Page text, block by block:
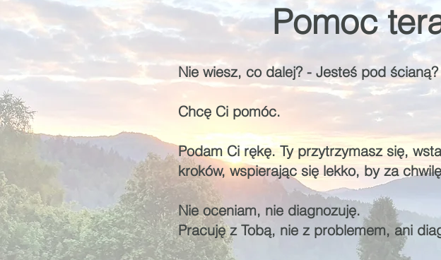
Pomoc
Nie wiesz, co dalej? - Jesteś pod
Chcę Ci pomóc.
Podam Ci rękę. Ty przytrzymasz się,
kroków, wspierając się lekko, by za
Nie oceniam, nie diagnozuję.
Pracuję z Tobą, nie z problemem, ani